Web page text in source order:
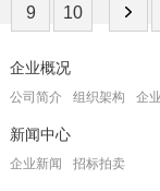
9 10
企业概况
公司简介 组织架构 企
新闻中心
企业新闻 招标拍卖